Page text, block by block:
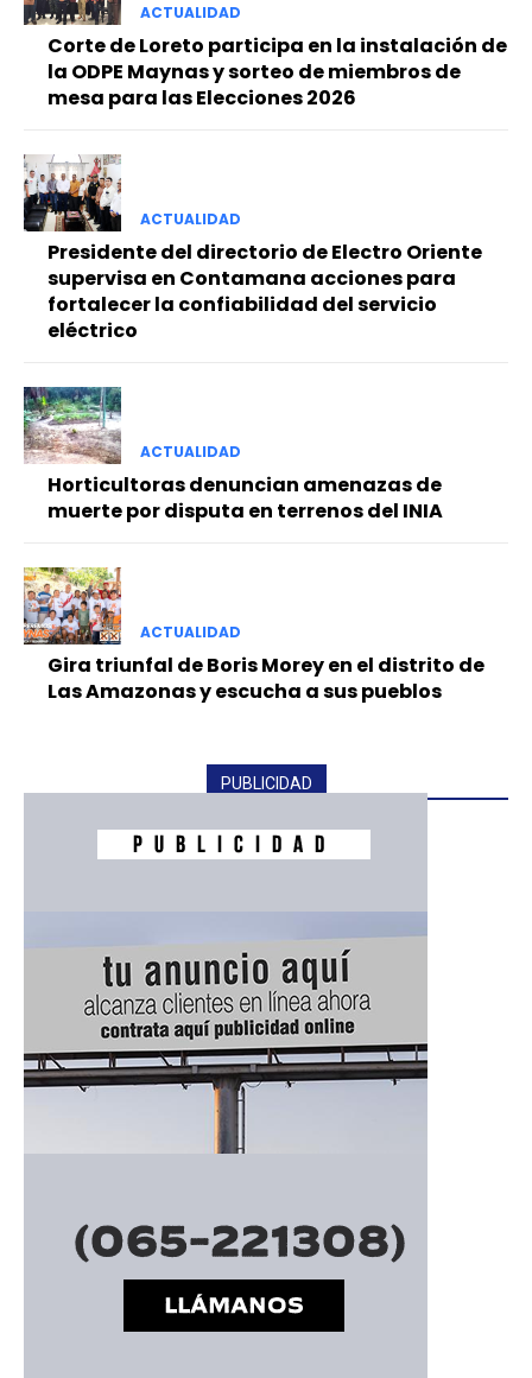
ACTUALIDAD
Corte de Loreto participa en la instalación de
la ODPE Maynas y sorteo de miembros de
mesa para las Elecciones 2026
ACTUALIDAD
Presidente del directorio de Electro Oriente
supervisa en Contamana acciones para
fortalecer la confiabilidad del servicio
eléctrico
ACTUALIDAD
Horticultoras denuncian amenazas de
muerte por disputa en terrenos del INIA
ACTUALIDAD
Gira triunfal de Boris Morey en el distrito de
Las Amazonas y escucha a sus pueblos
PUBLICIDAD